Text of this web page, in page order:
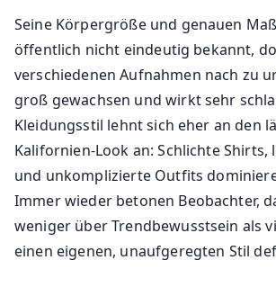
Seine Körpergröße und genauen
öffentlich nicht eindeutig bekannt,
verschiedenen Aufnahmen nach zu
groß gewachsen und wirkt sehr
Kleidungsstil lehnt sich eher an den
Kalifornien-Look an: Schlichte Shirts,
und unkomplizierte Outfits
Immer wieder betonen Beobachter,
weniger über Trendbewusstsein als
einen eigenen, unaufgeregten Stil